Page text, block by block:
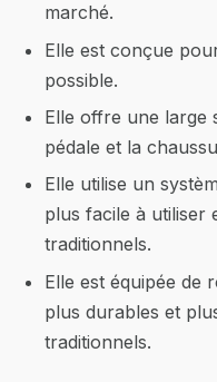
marché.
Elle est conçue
possible.
Elle offre une large
pédale et la
Elle utilise un
plus facile à utiliser
traditionnels.
Elle est équipée de
plus durables et
traditionnels.